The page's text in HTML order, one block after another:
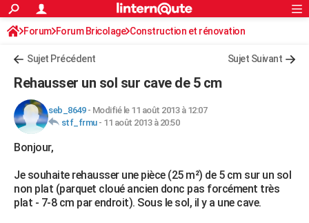
ACTUALITÉS
Politique
Société
Faits Divers
Education
Monde
Villes
+
FINANCE
Retraite
Impôts
Epargne
Immobilier
Risques naturels par ville
Banque
Assurance
Crédit
AUTO
Essais
Réserver un essai
Citadines
Berlines
SUV
Forum auto
+HIGH-TECH
Mobiles
Meilleur smartphone
Internet
Ordinateurs
Jeux vidéo
Guide high-tech
+BRICOLAGE
Forum
Aménagement intérieur
Extérieur
Cuisine
Salle de bains
Jardinage
Rangement
Rechercher
S'inscrire
Connexion
Forum Forum Bricolage Construction et rénovation
Sujet Précédent Sujet Suivant
Rehausser un sol sur cave de 5 cm
seb_8649- Modifié le 11 août 2013 à 12:07
stf_frmu- 11 août 2013 à 20:50
Bonjour,
Je souhaite rehausser une pièce (25 m²) de 5 cm sur un sol
non plat (parquet cloué ancien donc pas forcément très
plat - 7-8 cm par endroit). Sous le sol, il y a une cave.